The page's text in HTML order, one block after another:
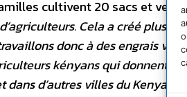
cultivent 20 sacs et
Cela a créé plus
donc à des engrais
kényans qui don­nent
d’autres villes du Kenya. »